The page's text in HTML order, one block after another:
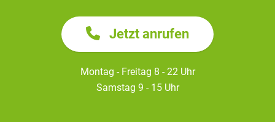
Jetzt anrufen
Montag - Freitag 8 - 22 Uhr
Samstag 9 - 15 Uhr